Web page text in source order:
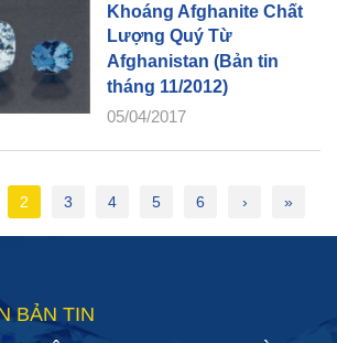
Khoáng Afghanite Chất
Lượng Quý Từ
Afghanistan (Bản tin
tháng 11/2012)
05/04/2017
2 3 4 5 6 › »
BẢN TIN